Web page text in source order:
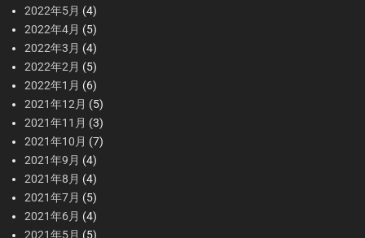
2022年5月 (4)
2022年4月 (5)
2022年3月 (4)
2022年2月 (5)
2022年1月 (6)
2021年12月 (5)
2021年11月 (3)
2021年10月 (7)
2021年9月 (4)
2021年8月 (4)
2021年7月 (5)
2021年6月 (4)
2021年5月 (5)